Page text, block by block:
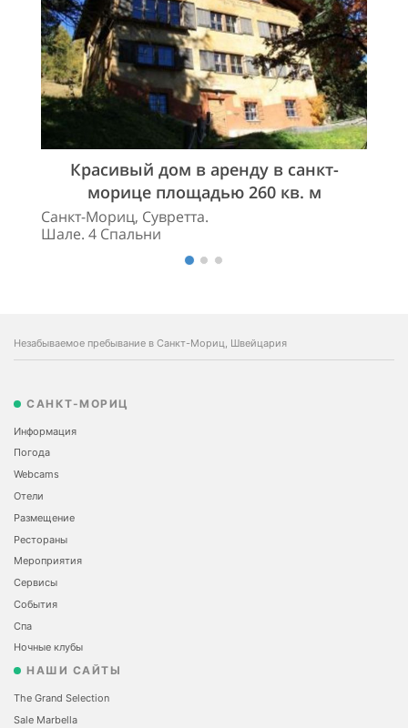
Красивый дом в аренду в санкт-
морице площадью 260 кв. м
Санкт-Мориц, Сувретта.
Шале. 4 Спальни
Незабываемое пребывание в Санкт-Мориц, Швейцария
САНКТ-МОРИЦ
Информация
Погода
Webcams
Отели
Размещение
Рестораны
Мероприятия
Сервисы
События
Спа
Ночные клубы
НАШИ САЙТЫ
The Grand Selection
Sale Marbella